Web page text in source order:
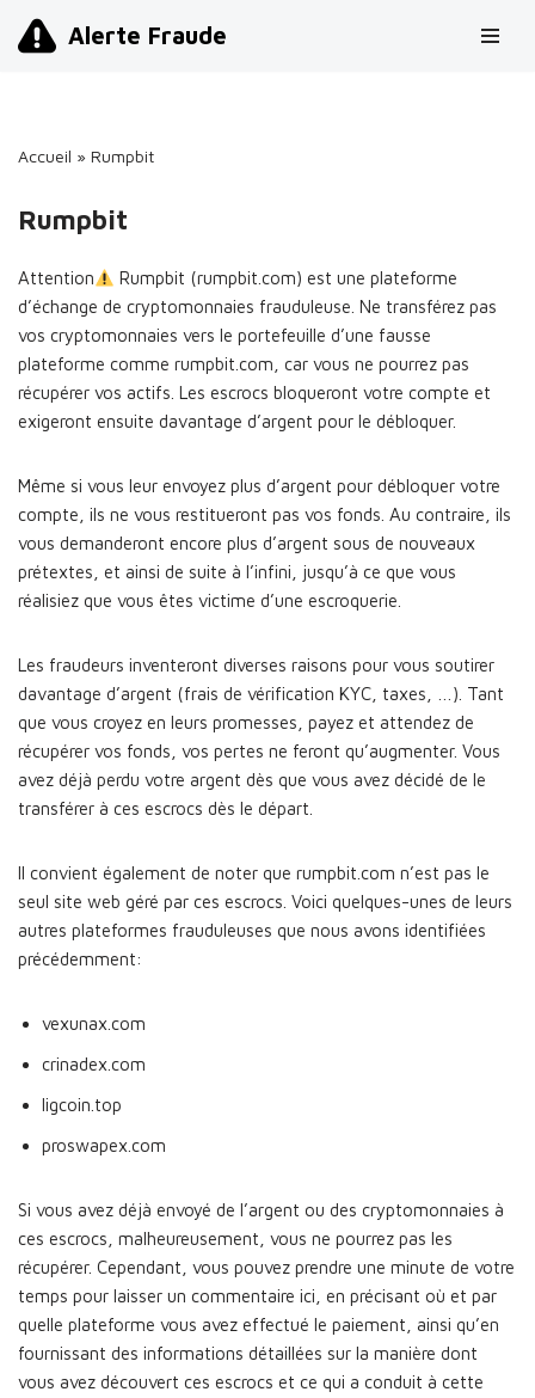
Alerte Fraude
Accueil » Rumpbit
Rumpbit
Attention
Rumpbit (rumpbit.com) est une plateforme
d’échange de cryptomonnaies frauduleuse. Ne transférez pas
vos cryptomonnaies vers le portefeuille d’une fausse
plateforme comme rumpbit.com, car vous ne pourrez pas
récupérer vos actifs. Les escrocs bloqueront votre compte et
exigeront ensuite davantage d’argent pour le débloquer.
Même si vous leur envoyez plus d’argent pour débloquer votre
compte, ils ne vous restitueront pas vos fonds. Au contraire, ils
vous demanderont encore plus d’argent sous de nouveaux
prétextes, et ainsi de suite à l’infini, jusqu’à ce que vous
réalisiez que vous êtes victime d’une escroquerie.
Les fraudeurs inventeront diverses raisons pour vous soutirer
davantage d’argent (frais de vérification KYC, taxes, …). Tant
que vous croyez en leurs promesses, payez et attendez de
récupérer vos fonds, vos pertes ne feront qu’augmenter. Vous
avez déjà perdu votre argent dès que vous avez décidé de le
transférer à ces escrocs dès le départ.
Il convient également de noter que rumpbit.com n’est pas le
seul site web géré par ces escrocs. Voici quelques-unes de leurs
autres plateformes frauduleuses que nous avons identifiées
précédemment:
vexunax.com
crinadex.com
ligcoin.top
proswapex.com
Si vous avez déjà envoyé de l’argent ou des cryptomonnaies à
ces escrocs, malheureusement, vous ne pourrez pas les
récupérer. Cependant, vous pouvez prendre une minute de votre
temps pour laisser un commentaire ici, en précisant où et par
quelle plateforme vous avez effectué le paiement, ainsi qu’en
fournissant des informations détaillées sur la manière dont
vous avez découvert ces escrocs et ce qui a conduit à cette